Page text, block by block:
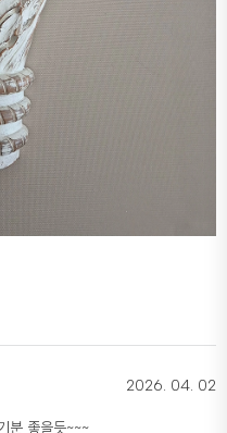
2026. 04. 02
분 좋을듯~~~